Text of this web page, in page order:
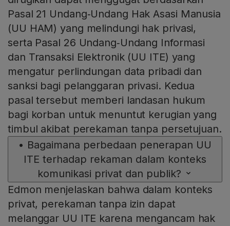
Pasal 21 Undang‑Undang Hak Asasi Manusia
(UU HAM) yang melindungi hak privasi,
serta Pasal 26 Undang‑Undang Informasi
dan Transaksi Elektronik (UU ITE) yang
mengatur perlindungan data pribadi dan
sanksi bagi pelanggaran privasi. Kedua
pasal tersebut memberi landasan hukum
bagi korban untuk menuntut kerugian yang
timbul akibat perekaman tanpa persetujuan.
• Bagaimana perbedaan penerapan UU
ITE terhadap rekaman dalam konteks
komunikasi privat dan publik?
Edmon menjelaskan bahwa dalam konteks
privat, perekaman tanpa izin dapat
melanggar UU ITE karena mengancam hak